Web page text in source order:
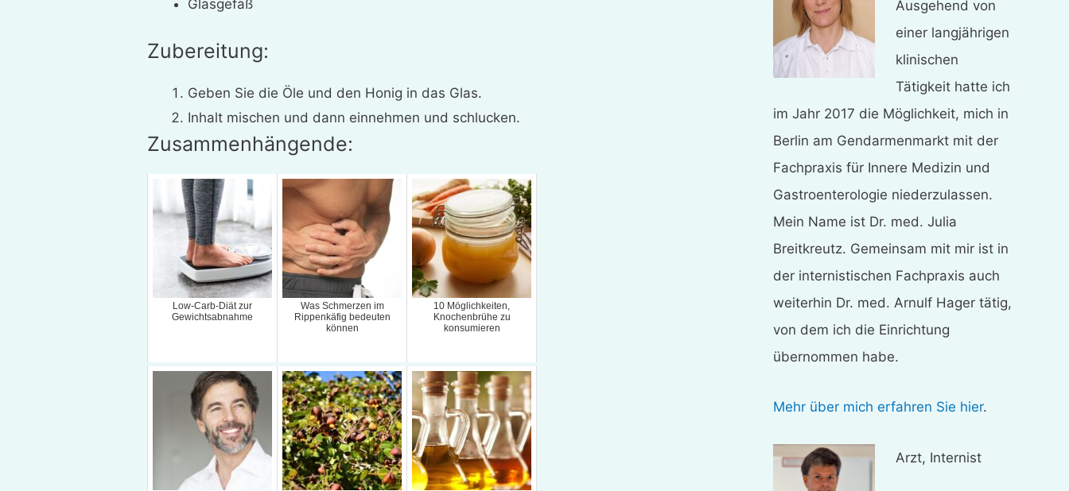
Glasgefäß
Zubereitung:
Geben Sie die Öle und den Honig in das Glas.
Inhalt mischen und dann einnehmen und schlucken.
Zusammenhängende:
Low-Carb-Diät zur
Gewichtsabnahme
Was Schmerzen im
Rippenkäfig bedeuten
können
10 Möglichkeiten,
Knochenbrühe zu
konsumieren
Ausgehend von
einer langjährigen
klinischen
Tätigkeit hatte ich
im Jahr 2017 die Möglichkeit, mich in
Berlin am Gendarmenmarkt mit der
Fachpraxis für Innere Medizin und
Gastroenterologie niederzulassen.
Mein Name ist Dr. med. Julia
Breitkreutz. Gemeinsam mit mir ist in
der internistischen Fachpraxis auch
weiterhin Dr. med. Arnulf Hager tätig,
von dem ich die Einrichtung
übernommen habe.
Mehr über mich erfahren Sie hier.
Arzt, Internist